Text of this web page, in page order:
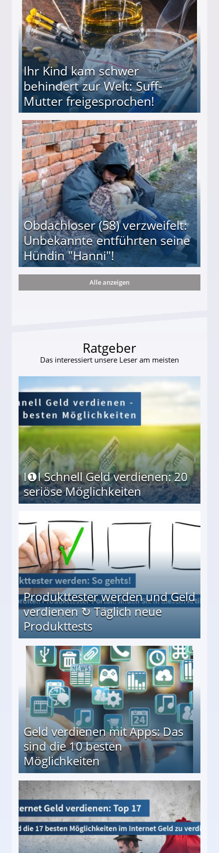
Ihr Kind kam schwer
behindert zur Welt: Suff-
Mutter freigesprochen!
Mutter freigesprochen!
Obdachloser (58) verzweifelt:
Unbekannte entführten seine
Hündin "Hanni"!
entführten seine Hündin "Hanni"!
Alle anzeigen
Ratgeber
Das interessiert unsere Leser am meisten
I❶I Schnell Geld verdienen: 20
seriöse Möglichkeiten
Produkttester werden und Geld
verdienen ↻ Täglich neue
Produkttests
↻ Täglich neue Produkttests
Geld verdienen mit Apps: Das
sind die 10 besten
Möglichkeiten
besten Möglichkeiten